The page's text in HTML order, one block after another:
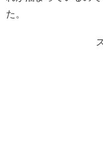
た。